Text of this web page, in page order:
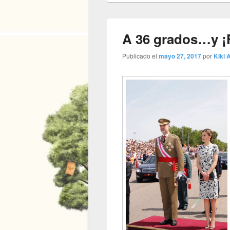
A 36 grados…y
Publicado el mayo 27, 2017por Kiki